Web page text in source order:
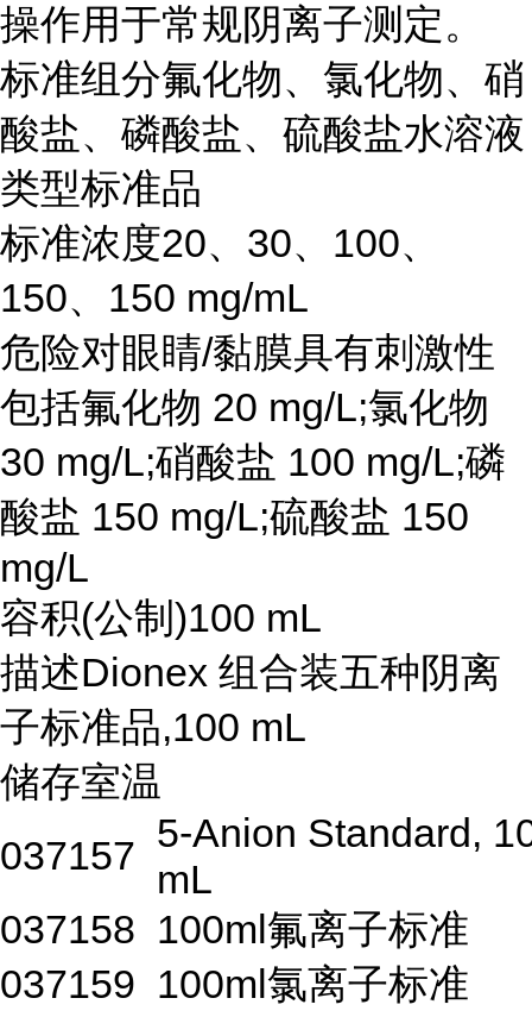
操作用于常规阴离子测定。
标准组分氟化物、氯化物、硝
酸盐、磷酸盐、硫酸盐水溶液
类型标准品
标准浓度20、30、100、
150、150 mg/mL
危险对眼睛/黏膜具有刺激性
包括氟化物 20 mg/L;氯化物
30 mg/L;硝酸盐 100 mg/L;磷
酸盐 150 mg/L;硫酸盐 150
mg/L
容积(公制)100 mL
描述Dionex 组合装五种阴离
子标准品,100 mL
储存室温
037157 5-Anion Standard,
mL
037158 100ml氟离子标准
037159 100ml氯离子标准